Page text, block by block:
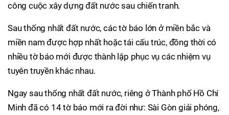
công cuộc xây dựng đất nước sau chiến tranh.
Sau thống nhất đất nước, các tờ báo lớn ở miền bắc và
miền nam được hợp nhất hoặc tái cấu trúc, đồng thời có
nhiều tờ báo mới được thành lập phục vụ các nhiệm vụ
tuyên truyền khác nhau.
Ngay sau thống nhất đất nước, riêng ở Thành phố Hồ Chí
Minh đã có 14 tờ báo mới ra đời như: Sài Gòn giải phóng,